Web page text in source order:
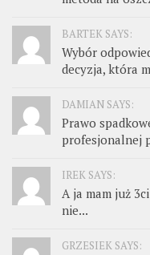
BARTEK SAYS:
Wybór
decyzja, która
DAMIAN SAYS:
Prawo
profesjonalnej
IREK SAYS:
A ja mam już
nie...
GRZESIEK SAYS: